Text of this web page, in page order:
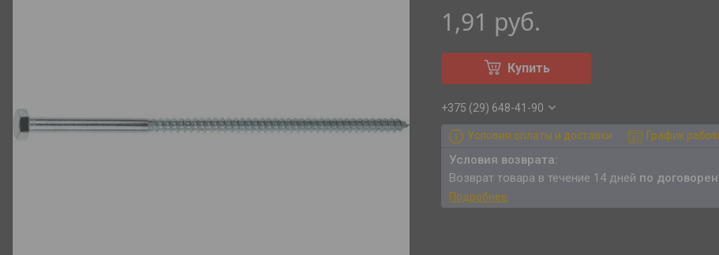
1,91 руб.
Купить
+375 (29) 648-41-90
Условия оплаты и доставки График
возврат товара в течение 14 дней по
Подробнее